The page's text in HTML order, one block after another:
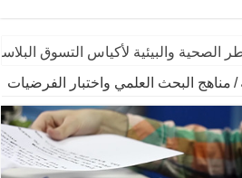
الصحية والبيئية لأكياس التسوق
/ مناهج البحث العلمي واختبار الفرضيات